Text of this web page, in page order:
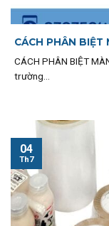
CÁCH PHÂN BIỆT
CÁCH PHÂN BIỆT
trường...
04
Th7